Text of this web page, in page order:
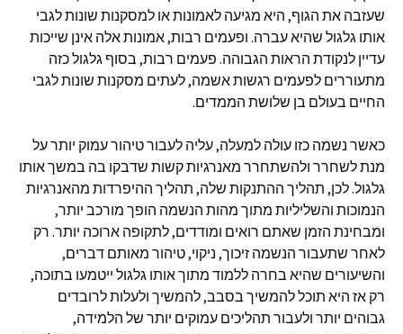
שעזבה את הגוף, היא מגיעה לאמונות או למסקנות שונות לגבי
אותו גלגול שהיא עברה. ופעמים רבות, אמונות אלה אינן שייכות
עדיין לנקודת הראות הגבוהה. פעמים רבות, בסוף גלגול כזה
מתעוררים לפעמים רגשות אשמה, לעתים מסקנות שונות לגבי
החיים בעולם בן שלושת הממדים.
כאשר נשמה כזו עולה למעלה, עליה לעבור טיהור עמוק יותר על
מנת לשחרר ולהשתחרר מאנרגיות קשות שדבקו בה במשך אותו
גלגול. לכן, תהליך ההתנקות שלה, תהליך ההיפרדות מהאנרגיות
הנמוכות והשליליות מתוך מהות הנשמה הופך מורכב יותר,
ומבחינת הזמן שאתם רואים ומודדים, לתקופה ארוכה יותר. רק
לאחר שתעבור הנשמה זיכוך, ניקוי, טיהור מאותם דברים,
והשיעורים שהיא בחרה ללמוד מתוך אותו גלגול ייטמעו בתוכה,
רק אז היא תוכל להמשיך בסבב, להמשיך ולעלות לרובדים
גבוהים יותר ולעבור תהליכים עמוקים יותר של הלמידה,